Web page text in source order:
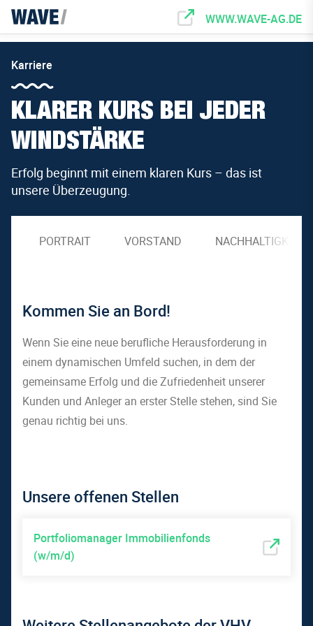
WWW.WAVE-AG.DE
Karriere
KLARER KURS BEI JEDER
WINDSTÄRKE
Erfolg beginnt mit einem klaren Kurs – das ist
unsere Überzeugung.
PORTRAIT VORSTAND NACHHALTIGKEIT
Kommen Sie an Bord!
Wenn Sie eine neue berufliche Herausforderung in
einem dynamischen Umfeld suchen, in dem der
gemeinsame Erfolg und die Zufriedenheit unserer
Kunden und Anleger an erster Stelle stehen, sind Sie
genau richtig bei uns.
Unsere offenen Stellen
Portfoliomanager Immobilienfonds
(w/m/d)